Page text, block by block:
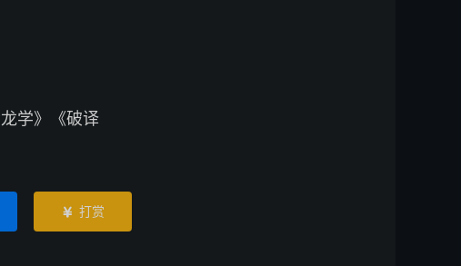
学》《破译
 打赏